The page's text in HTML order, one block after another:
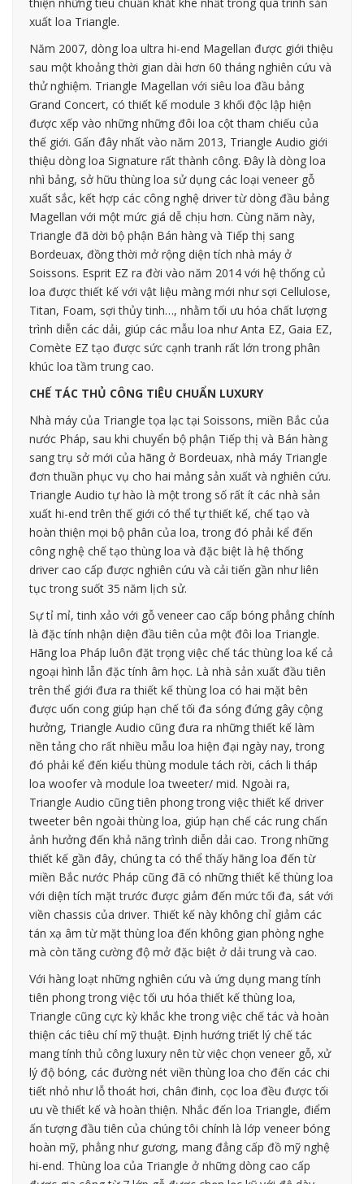
xuất loa Triangle.
Năm 2007, dòng loa ultra hi-end Magellan được giới thiệu
sau một khoảng thời gian dài hơn 60 tháng nghiên cứu và
thử nghiệm. Triangle Magellan với siêu loa đầu bảng
Grand Concert, có thiết kế module 3 khối độc lập hiện
được xếp vào những những đôi loa cột tham chiếu của
thế giới. Gấn đây nhất vào năm 2013, Triangle Audio giới
thiệu dòng loa Signature rất thành công. Đây là dòng loa
nhì bảng, sở hữu thùng loa sử dụng các loại veneer gỗ
xuất sắc, kết hợp các công nghệ driver từ dòng đầu bảng
Magellan với một mức giá dễ chịu hơn. Cùng năm này,
Triangle đã dời bộ phận Bán hàng và Tiếp thị sang
Bordeuax, đồng thời mở rộng diện tích nhà máy ở
Soissons. Esprit EZ ra đời vào năm 2014 với hệ thống củ
loa được thiết kế với vật liệu màng mới như sợi Cellulose,
Titan, Foam, sợi thủy tinh…, nhằm tối ưu hóa chất lượng
trình diễn các dải, giúp các mẫu loa như Anta EZ, Gaia EZ,
Comète EZ tạo được sức cạnh tranh rất lớn trong phân
khúc loa tầm trung cao.
CHẾ TÁC THỦ CÔNG TIÊU CHUẨN LUXURY
Nhà máy của Triangle tọa lạc tại Soissons, miền Bắc của
nước Pháp, sau khi chuyển bộ phận Tiếp thị và Bán hàng
sang trụ sở mới của hãng ở Bordeuax, nhà máy Triangle
đơn thuần phục vụ cho hai mảng sản xuất và nghiên cứu.
Triangle Audio tự hào là một trong số rất ít các nhà sản
xuất hi-end trên thế giới có thể tự thiết kế, chế tạo và
hoàn thiện mọi bộ phân của loa, trong đó phải kể đến
công nghệ chế tạo thùng loa và đặc biệt là hệ thống
driver cao cấp được nghiên cứu và cải tiến gần như liên
tục trong suốt 35 năm lịch sử.
Sự tỉ mỉ, tinh xảo với gỗ veneer cao cấp bóng phẳng chính
là đặc tính nhận diện đầu tiên của một đôi loa Triangle.
Hãng loa Pháp luôn đặt trọng việc chế tác thùng loa kể cả
ngoại hình lẫn đặc tính âm học. Là nhà sản xuất đầu tiên
trên thể giới đưa ra thiết kế thùng loa có hai mặt bên
được uốn cong giúp hạn chế tối đa sóng đứng gây cộng
hưởng, Triangle Audio cũng đưa ra những thiết kế làm
nền tảng cho rất nhiều mẫu loa hiện đại ngày nay, trong
đó phải kể đến kiểu thùng module tách rời, cách li tháp
loa woofer và module loa tweeter/ mid. Ngoài ra,
Triangle Audio cũng tiên phong trong việc thiết kế driver
tweeter bên ngoài thùng loa, giúp hạn chế các rung chấn
ảnh hưởng đến khả năng trình diễn dải cao. Trong những
thiết kế gần đây, chúng ta có thể thấy hãng loa đến từ
miền Bắc nước Pháp cũng đã có những thiết kế thùng loa
với diện tích mặt trước được giảm đến mức tối đa, sát với
viền chassis của driver. Thiết kế này không chỉ giảm các
tán xạ âm từ mặt thùng loa đến không gian phòng nghe
mà còn tăng cường độ mở đặc biệt ở dải trung và cao.
Với hàng loạt những nghiên cứu và ứng dụng mang tính
tiên phong trong việc tối ưu hóa thiết kế thùng loa,
Triangle cũng cực kỳ khắc khe trong việc chế tác và hoàn
thiện các tiêu chí mỹ thuật. Định hướng triết lý chế tác
mang tính thủ công luxury nên từ việc chọn veneer gỗ, xử
lý độ bóng, các đường nét viền thùng loa cho đến các chi
tiết nhỏ như lỗ thoát hơi, chân đinh, cọc loa đều được tối
ưu về thiết kế và hoàn thiện. Nhắc đến loa Triangle, điểm
ấn tượng đầu tiên của chúng tôi chính là lớp veneer bóng
hoàn mỹ, phẳng như gương, mang đẳng cấp đồ mỹ nghệ
hi-end. Thùng loa của Triangle ở những dòng cao cấp